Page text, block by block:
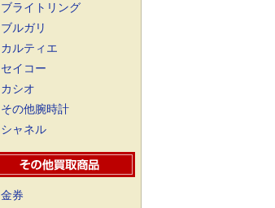
ブライトリング
ブルガリ
カルティエ
セイコー
カシオ
その他腕時計
シャネル
金券